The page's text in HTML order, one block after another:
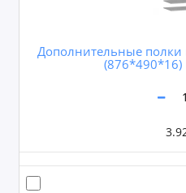
Дополнительные